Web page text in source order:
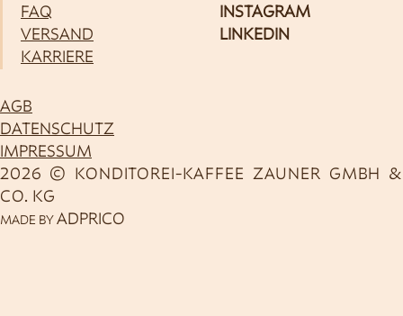
FAQ
VERSAND
KARRIERE
INSTAGRAM
LINKEDIN
2026 © KONDITOREI-KAFFEE ZAUNER GMBH &
CO. KG
AGB
DATENSCHUTZ
IMPRESSUM
MADE BY ADPRICO